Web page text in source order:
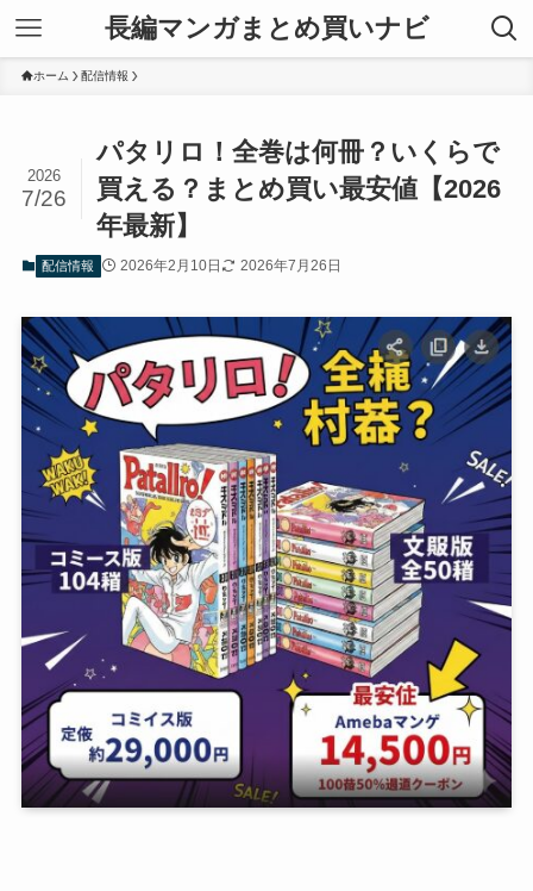
長編マンガまとめ買いナビ
ホーム 配信情報
パタリロ！全巻は何冊？いくらで
買える？まとめ買い最安値【2026
年最新】
2026
7/26
配信情報 2026年2月10日 2026年7月26日